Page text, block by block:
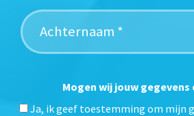
Mogen wij jouw gegevens
Ja, ik geef toestemming om mijn